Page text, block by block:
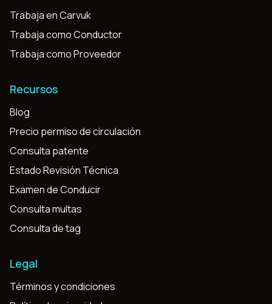
Trabaja en Carvuk
Trabaja como Conductor
Trabaja como Proveedor
Recursos
Blog
Precio permiso de circulación
Consulta patente
Estado Revisión Técnica
Examen de Conducir
Consulta multas
Consulta de tag
Legal
Términos y condiciones